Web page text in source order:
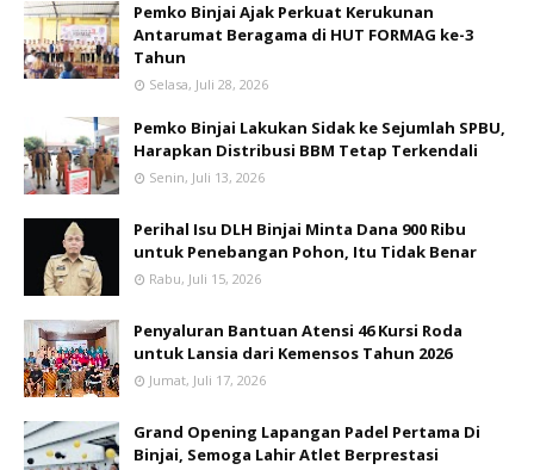
Pemko Binjai Ajak Perkuat Kerukunan
Antarumat Beragama di HUT FORMAG ke-3
Tahun
Selasa, Juli 28, 2026
Pemko Binjai Lakukan Sidak ke Sejumlah SPBU,
Harapkan Distribusi BBM Tetap Terkendali
Senin, Juli 13, 2026
Perihal Isu DLH Binjai Minta Dana 900 Ribu
untuk Penebangan Pohon, Itu Tidak Benar
Rabu, Juli 15, 2026
Penyaluran Bantuan Atensi 46 Kursi Roda
untuk Lansia dari Kemensos Tahun 2026
Jumat, Juli 17, 2026
Grand Opening Lapangan Padel Pertama Di
Binjai, Semoga Lahir Atlet Berprestasi